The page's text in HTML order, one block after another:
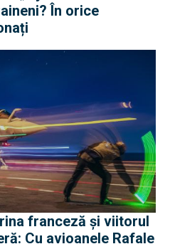
În orice
franceză și viitorul
Cu avioanele Rafale